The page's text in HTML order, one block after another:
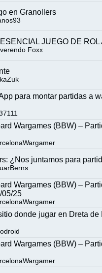
en Granollers
JUEGO DE ROL
Foxx
para montar partidas a
Wargames (BBW) –
¿Nos juntamos para
Wargames (BBW) –
05/25
donde jugar en Dreta de
Wargames (BBW) –